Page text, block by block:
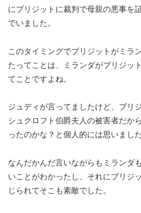
にブリジットに裁判で母親の悪事を
でいました。
このタイミングでブリジットがミラ
たってことは、ミランダがブリジッ
てことですよね。
ジュディが言ってましたけど、ブリ
シュクロフト伯爵夫人の被害者だか
ったのかな？と個人的には思いました
なんだかんだ言いながらもミランダ
いことがわかったし、それにブリジ
じられてそこも素敵でした。